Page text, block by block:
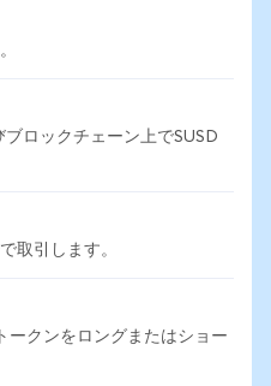
ロックチェーン上でSUSD
取引します。
ークンをロングまたはショー